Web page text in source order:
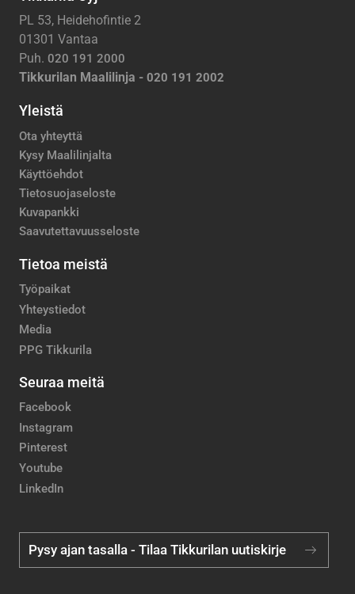
PL 53, Heidehofintie 2
01301 Vantaa
Puh. 020 191 2000
Tikkurilan Maalilinja - 020 191 2002
Yleistä
Ota yhteyttä
Kysy Maalilinjalta
Käyttöehdot
Tietosuojaseloste
Kuvapankki
Saavutettavuusseloste
Tietoa meistä
Työpaikat
Yhteystiedot
Media
PPG Tikkurila
Seuraa meitä
Facebook
Instagram
Pinterest
Youtube
LinkedIn
Pysy ajan tasalla - Tilaa Tikkurilan uutiskirje